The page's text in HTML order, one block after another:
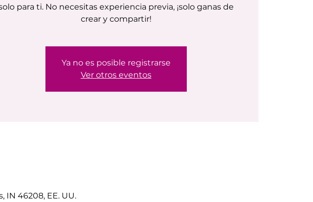
para ti. No necesitas experiencia previa, ¡solo ganas de
crear y compartir!
Ya no es posible registrarse
Ver otros eventos
IN 46208, EE. UU.